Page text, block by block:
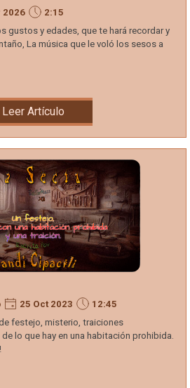
2026
2:15
gustos y edades, que te hará recordar y
La música que le voló los sesos a
Leer Artículo
25 Oct 2023
12:45
festejo, misterio, traiciones
lo que hay en una habitación prohibida.